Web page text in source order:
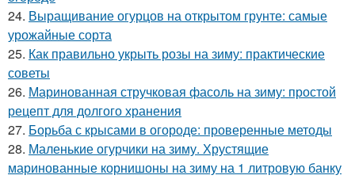
24. Выращивание огурцов на открытом грунте: самые
урожайные сорта
25. Как правильно укрыть розы на зиму: практические
советы
26. Маринованная стручковая фасоль на зиму: простой
рецепт для долгого хранения
27. Борьба с крысами в огороде: проверенные методы
28. Маленькие огурчики на зиму. Хрустящие
маринованные корнишоны на зиму на 1 литровую банку